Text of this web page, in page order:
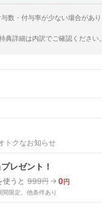
数・付与率が少ない場合があ
典詳細は内訳でご確認ください。
トクなお知らせ
レゼント！
使うと 999円 0円
限定。他条件あり